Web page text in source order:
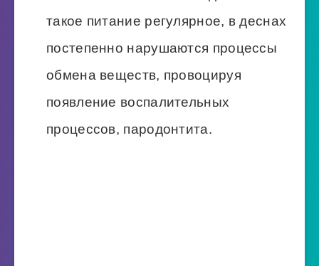
такое питание регулярное, в деснах
постепенно нарушаются процессы
обмена веществ, провоцируя
появление воспалительных
процессов, пародонтита.